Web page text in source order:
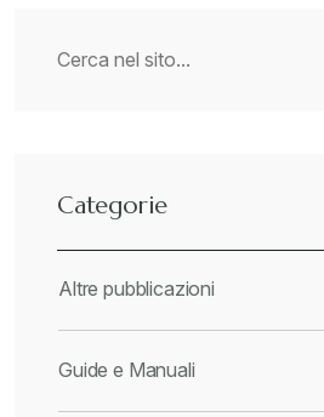
Categorie
Altre pubblicazioni
Guide e Manuali